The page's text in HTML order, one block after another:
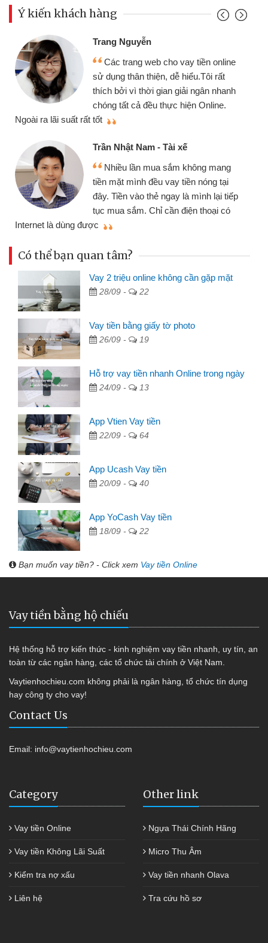
Ý kiến khách hàng
Trang Nguyễn
Các trang web cho vay tiền online
sử dụng thân thiện, dễ hiểu.Tôi rất
thích bởi vì thời gian giải ngân nhanh
chóng tất cả đều thực hiện Online.
Ngoài ra lãi suất rất tốt
Trần Nhật Nam - Tài xế
Nhiều lần mua sắm không mang
tiền mặt mình đều vay tiền nóng tại
đây. Tiền vào thẻ ngay là mình lại tiếp
tục mua sắm. Chỉ cần điện thoại có
Internet là dùng được
Có thể bạn quan tâm?
Vay 2 triệu online không cần gặp mặt
28/09 - 22
Vay tiền bằng giấy tờ photo
26/09 - 19
Hỗ trợ vay tiền nhanh Online trong ngày
24/09 - 13
App Vtien Vay tiền
22/09 - 64
App Ucash Vay tiền
20/09 - 40
App YoCash Vay tiền
18/09 - 22
Bạn muốn vay tiền? - Click xem Vay tiền Online
Vay tiền bằng hộ chiếu
Hệ thống hỗ trợ kiến thức - kinh nghiệm vay tiền nhanh, uy tín, an
toàn từ các ngân hàng, các tổ chức tài chính ở Việt Nam.
Vaytienhochieu.com không phải là ngân hàng, tổ chức tín dụng
hay công ty cho vay!
Contact Us
Email: info@vaytienhochieu.com
Category
Vay tiền Online
Vay tiền Không Lãi Suất
Kiểm tra nợ xấu
Liên hệ
Other link
Ngựa Thái Chính Hãng
Micro Thu Âm
Vay tiền nhanh Olava
Tra cứu hồ sơ